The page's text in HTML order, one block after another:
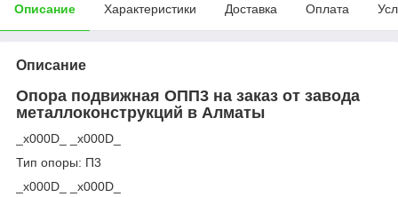
Описание Характеристики Доставка Оплата
Описание
Опора подвижная ОПП3 на заказ от завода
металлоконструкций в Алматы
_x000D_ _x000D_
Тип опоры: П3
_x000D_ _x000D_